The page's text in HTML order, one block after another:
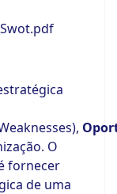
O
fornecer
de uma